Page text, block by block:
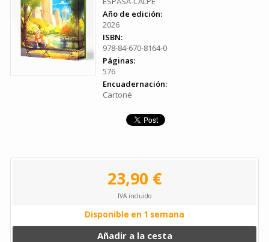
Año de edición:
2026
ISBN:
978-84-670-8164-0
Páginas:
576
Encuadernación:
Cartoné
23,90 €
IVA incluido
Disponible en 1 semana
Añadir a la cesta